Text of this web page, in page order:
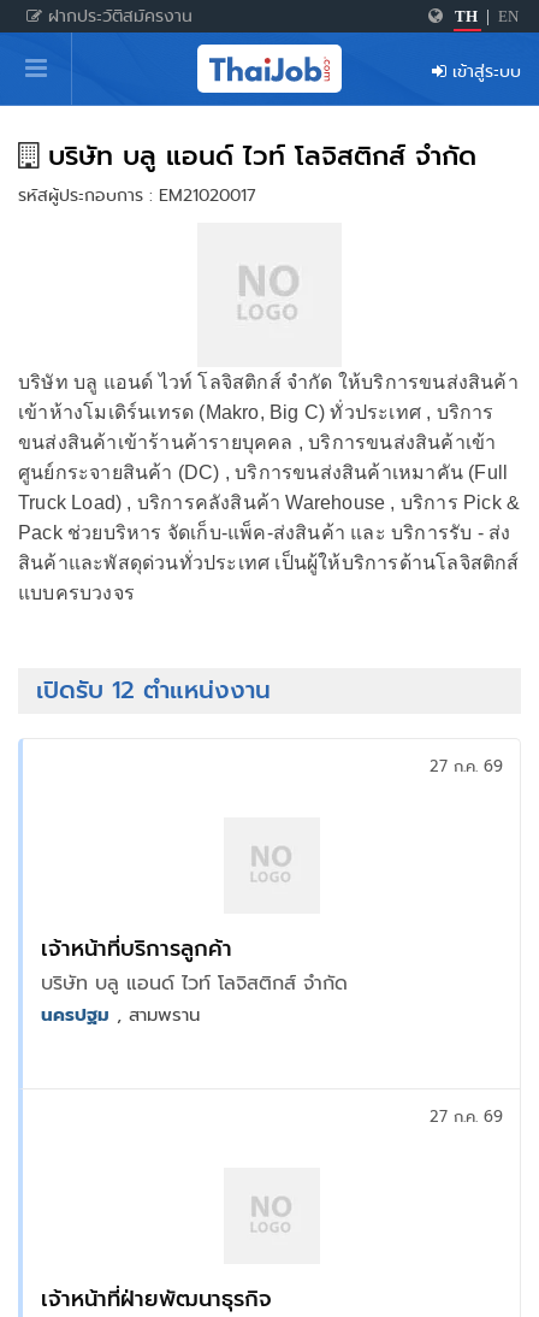
ฝากประวัติสมัครงาน TH EN
หน้าหลัก
ผู้สมัครงาน: เข้าสู่ระบบ
ฝากประวัติสมัครงาน
เกร็ดความรู้
เข้าสู่ระบบ
บริษัท บลู แอนด์ ไวท์ โลจิสติกส์ จำกัด
รหัสผู้ประกอบการ : EM21020017
บริษัท บลู แอนด์ ไวท์ โลจิสติกส์ จำกัด ให้บริการขนส่งสินค้า
เข้าห้างโมเดิร์นเทรด (Makro, Big C) ทั่วประเทศ , บริการ
ขนส่งสินค้าเข้าร้านค้ารายบุคคล , บริการขนส่งสินค้าเข้า
ศูนย์กระจายสินค้า (DC) , บริการขนส่งสินค้าเหมาคัน (Full
Truck Load) , บริการคลังสินค้า Warehouse , บริการ Pick &
Pack ช่วยบริหาร จัดเก็บ-แพ็ค-ส่งสินค้า และ บริการรับ - ส่ง
สินค้าและพัสดุด่วนทั่วประเทศ เป็นผู้ให้บริการด้านโลจิสติกส์
แบบครบวงจร
เปิดรับ 12 ตำแหน่งงาน
เจ้าหน้าที่บริการลูกค้า
บริษัท บลู แอนด์ ไวท์ โลจิสติกส์ จำกัด
27 ก.ค. 69
นครปฐม , สามพราน
เจ้าหน้าที่ฝ่ายพัฒนาธุรกิจ
27 ก.ค. 69